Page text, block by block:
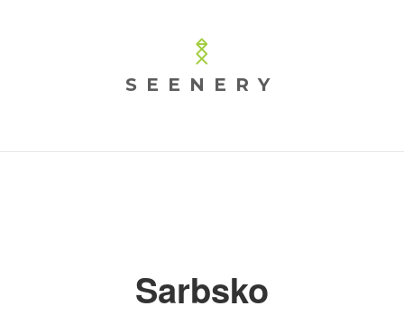
SEENERY
Sarbsko